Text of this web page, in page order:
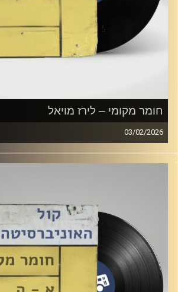
חומר מקומי – לירז מויאל
03/02/2026
שעה של מוזיקה ישראלית עם לירז מויאל